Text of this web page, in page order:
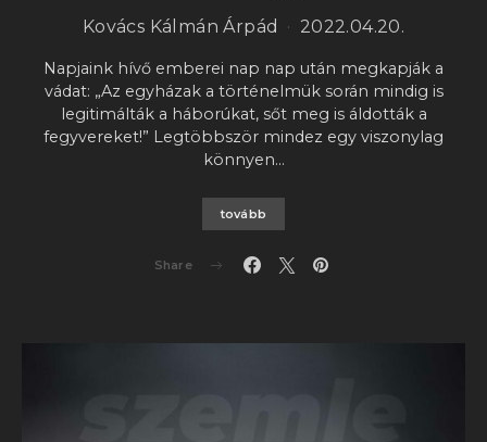
Kovács Kálmán Árpád 2022.04.20.
Napjaink hívő emberei nap nap után megkapják a
vádat: „Az egyházak a történelmük során mindig is
legitimálták a háborúkat, sőt meg is áldották a
fegyvereket!” Legtöbbször mindez egy viszonylag
könnyen…
tovább
Share